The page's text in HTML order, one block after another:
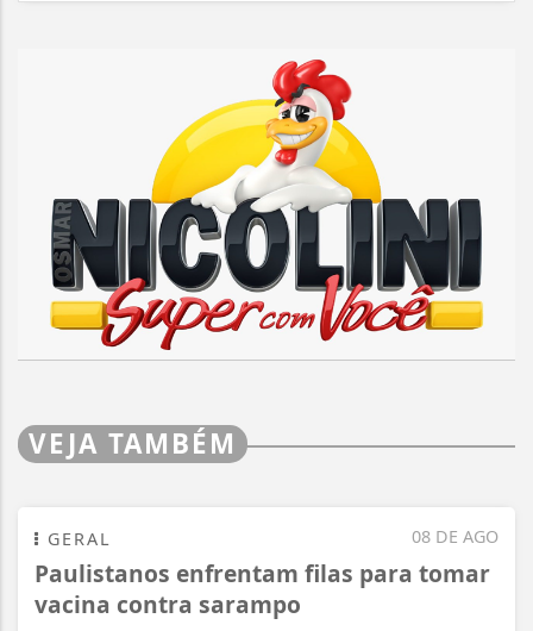
VEJA TAMBÉM
08 DE AGO
GERAL
Paulistanos enfrentam filas para tomar
vacina contra sarampo